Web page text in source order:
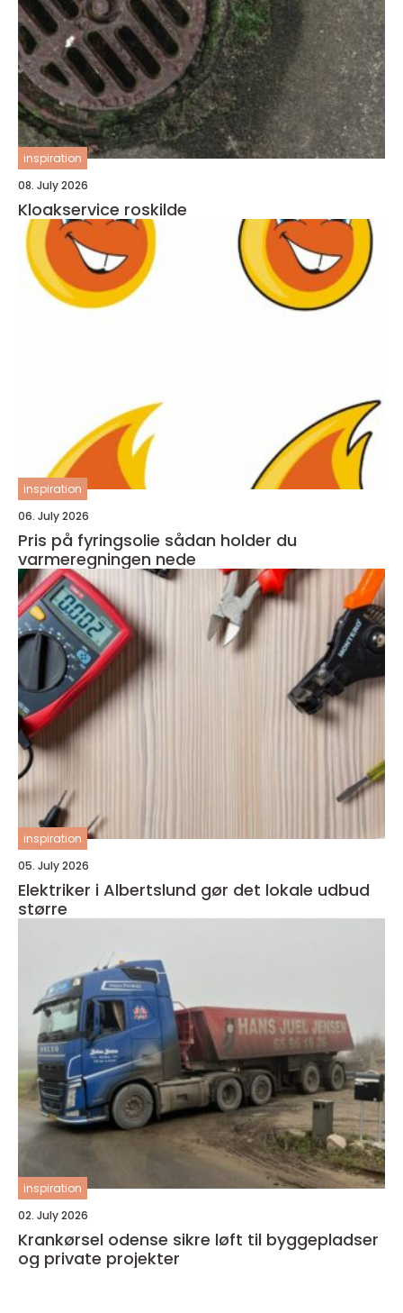
inspiration
08. July 2026
Kloakservice roskilde
inspiration
06. July 2026
Pris på fyringsolie sådan holder du
varmeregningen nede
inspiration
05. July 2026
Elektriker i Albertslund gør det lokale udbud
større
inspiration
02. July 2026
Krankørsel odense sikre løft til byggepladser
og private projekter